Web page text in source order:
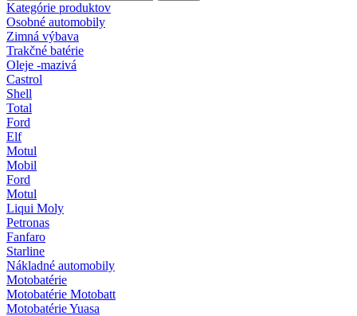
Kategórie produktov
Osobné automobily
Zimná výbava
Trakčné batérie
Oleje -mazivá
Castrol
Shell
Total
Ford
Elf
Motul
Mobil
Ford
Motul
Liqui Moly
Petronas
Fanfaro
Starline
Nákladné automobily
Motobatérie
Motobatérie Motobatt
Motobatérie Yuasa